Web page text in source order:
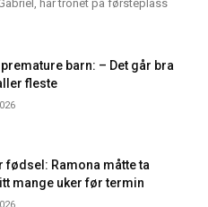
har tronet på førsteplass
barn: – Det går bra
fleste
fødsel: Ramona måtte ta
mange uker før termin